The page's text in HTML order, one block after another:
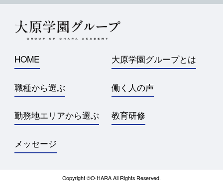
HOME
職種から選ぶ
勤務地エリアから選ぶ
メッセージ
大原学園グループとは
働く人の声
教育研修
Copyright ©️O-HARA All Rights Reserved.